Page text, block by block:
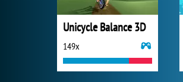
Unicycle Balance 3D
149x